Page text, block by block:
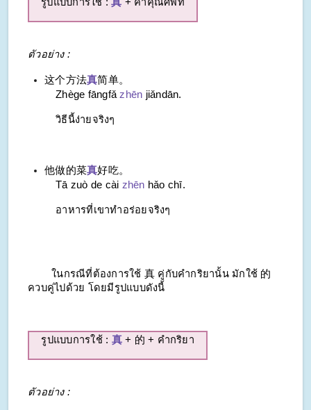
รูปแบบการใช้ :真 + คำคุณศัพท์
ตัวอย่าง :
这个方法真简单。
Zhège fāngfǎzhēn jiǎndān.
วิธีนี้ง่ายจริงๆ
他做的菜真好吃。
Tā zuò de cài zhēn hǎo chī.
อาหารที่เขาทำอร่อยจริงๆ
ในกรณีที่ต้องการใช้ 真 คู่กับคำกริยานั้น มักใช้ 的
ควบคู่ไปด้วย โดยมีรูปแบบดังนี้
รูปแบบการใช้ : 真+ 的 + คำกริยา
ตัวอย่าง :